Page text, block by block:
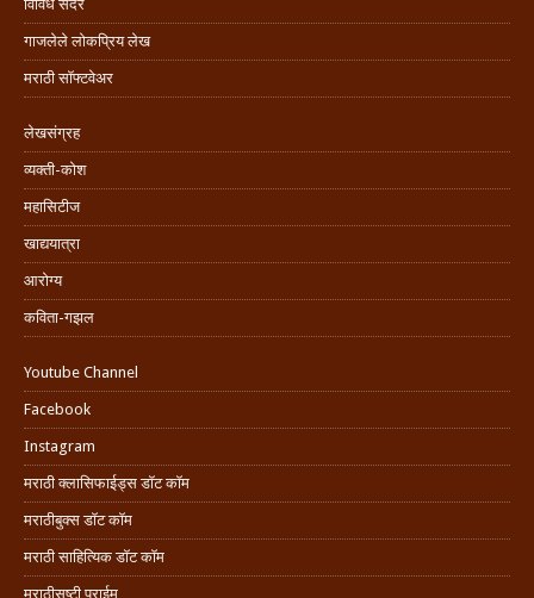
विविध सदरे
गाजलेले लोकप्रिय लेख
मराठी सॉफ्टवेअर
लेखसंग्रह
व्यक्ती-कोश
महासिटीज
खाद्ययात्रा
आरोग्य
कविता-गझल
Youtube Channel
Facebook
Instagram
मराठी क्लासिफाईड्स डॉट कॉम
मराठीबुक्स डॉट कॉम
मराठी साहित्यिक डॉट कॉम
मराठीसृष्टी प्राईम